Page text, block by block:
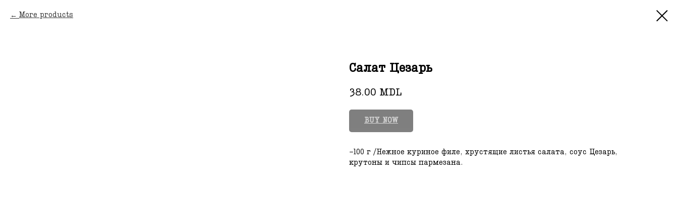
More products
Салат Цезарь
38.00 MDL
BUY NOW
-100 г /Нежное куриное филе, хрустящие листья салата, соус Цезарь,
крутоны и чипсы пармезана.